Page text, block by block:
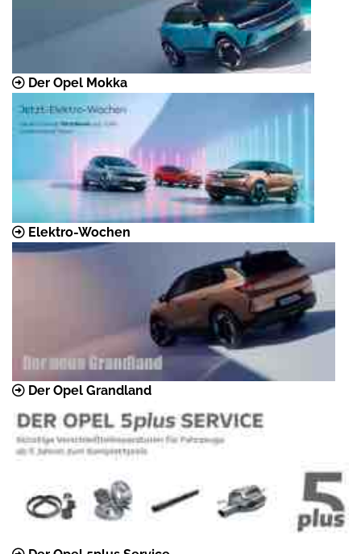
Der Opel Mokka
Elektro-Wochen
Der Opel Grandland